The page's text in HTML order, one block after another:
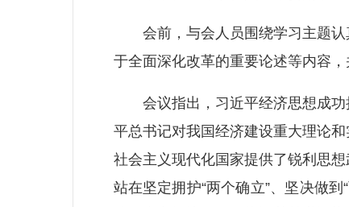
会前，与会人员围绕学习主题认
于全面深化改革的重要论述等内容
会议指出，习近平经济思想成功
平总书记对我国经济建设重大理论
社会主义现代化国家提供了锐利思
站在坚定拥护“两个确立”、坚决做